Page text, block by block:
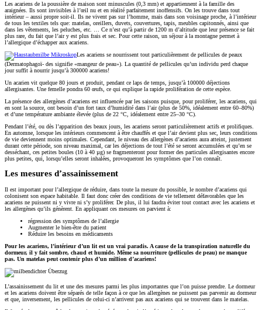
Les acariens de la poussière de maison sont minuscules (0,3 mm) et appartiennent à la famille des
araignées. Ils sont invisibles à l’œil nu et en réalité parfaitement inoffensifs. On les trouve dans tout
intérieur – aussi propre soit-il. Ils ne vivent pas sur l’homme, mais dans son voisinage proche, à l’intérieur
de tous les textiles tels que: matelas, oreillers, duvets, couvertures, tapis, meubles capitonnés, ainsi que
dans les vêtements, les peluches, etc. … Ce n’est qu’à partir de 1200 m d’altitude que leur présence se fait
plus rare, du fait que l’air y est plus frais et sec. Pour cette raison, un séjour à la montagne permet à
l’allergique d’échapper aux acariens.
Les acariens se nourrissent tout particulièrement de pellicules de peaux
(Dermatophagoï- des signifie «mangeur de peau»). La quantité de pellicules qu’un individu perd chaque
jour suffit à nourrir jusqu’à 300000 acariens!
Un acarien vit quelque 80 jours et produit, pendant ce laps de temps, jusqu’à 100000 déjections
allergisantes. Une femelle pondra 60 œufs, ce qui explique la rapide prolifération de cette espèce.
La présence des allergènes d’acariens est influencée par les saisons puisque, pour proliférer, les acariens, qui
en sont la source, ont besoin d’un fort taux d’humidité dans l’air (plus de 50%, idéalement entre 60–80%)
et d’une température ambiante élevée (plus de 22 °C, idéalement entre 25–30 °C).
Pendant l’été, ou dès l’apparition des beaux jours, les acariens seront particulièrement actifs et prolifiques.
En automne, lorsque les intérieurs commencent à être chauffés et que l’air devient plus sec, leurs conditions
de vie deviennent moins optimales. Cependant, le niveau des allergènes d’acariens aura atteint, justement
durant cette période, son niveau maximal, car les déjections de tout l’été se seront accumulées et qu’en se
desséchant, ces petites boules (10 à 40 µg) se fragmenteront pour former des particules allergisantes encore
plus petites, qui, lorsqu’elles seront inhalées, provoqueront les symptômes que l’on connaît.
Les mesures d’assainissement
Il est important pour l’allergique de réduire, dans toute la mesure du possible, le nombre d’acariens qui
colonisent son espace habitable. Il faut donc créer des conditions de vie tellement défavorables que les
acariens ne puissent ni y vivre ni s’y proliférer. De plus, il lui faudra éviter tout contact avec les acariens et
les allergènes qu’ils génèrent. En appliquant ces mesures on parvient à:
régression des symptômes de l’allergie
Augmenter le bien-être du patient
Réduire les besoins en médicaments
Pour les acariens, l’intérieur d’un lit est un vrai paradis. A cause de la transpiration naturelle du
dormeur, il y fait sombre, chaud et humide. Même sa nourriture (pellicules de peau) ne manque
pas. Un matelas peut contenir plus d’un million d’acariens!
L’assainissement du lit et une des mesures parmi les plus importantes que l’on puisse prendre. Le dormeur
et les acariens doivent être séparés de telle façon à ce que les allergènes ne puissent pas parvenir au dormeur
et que, inversement, les pellicules de celui-ci n’arrivent pas aux acariens qui se trouvent dans le matelas.